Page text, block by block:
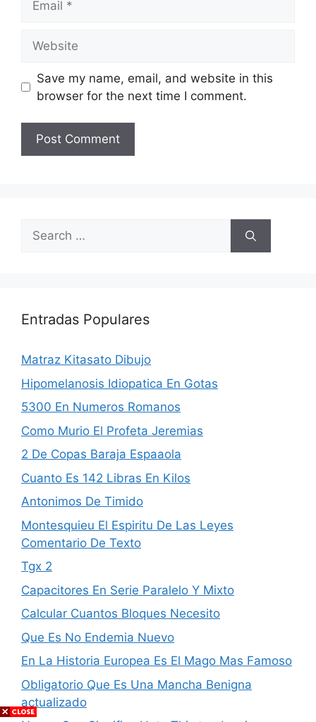
Save my name, email, and website in this
browser for the next time I comment.
Search
for:
Entradas Populares
Matraz Kitasato Dibujo
Hipomelanosis Idiopatica En Gotas
5300 En Numeros Romanos
Como Murio El Profeta Jeremias
2 De Copas Baraja Espaaola
Cuanto Es 142 Libras En Kilos
Antonimos De Timido
Montesquieu El Espiritu De Las Leyes
Comentario De Texto
Tgx 2
Capacitores En Serie Paralelo Y Mixto
Calcular Cuantos Bloques Necesito
Que Es No Endemia Nuevo
En La Historia Europea Es El Mago Mas Famoso
Obligatorio Que Es Una Mancha Benigna
actualizado